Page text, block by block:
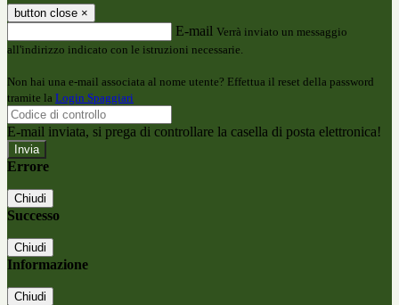
button close ×
E-mail Verrà inviato un messaggio
all'indirizzo indicato con le istruzioni necessarie.
Non hai una e-mail associata al nome utente? Effettua il reset della password
tramite la Login Spaggiari
E-mail inviata, si prega di controllare la casella di posta elettronica!
Errore
Chiudi
Successo
Chiudi
Informazione
Chiudi